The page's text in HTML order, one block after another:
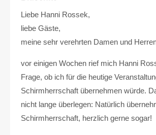
Liebe Hanni Rossek,
liebe Gäste,
meine sehr verehrten Damen und
vor einigen Wochen rief mich Hanni
Frage, ob ich für die heutige
Schirmherrschaft übernehmen würde.
nicht lange überlegen: Natürlich
Schirmherrschaft, herzlich gerne sogar!